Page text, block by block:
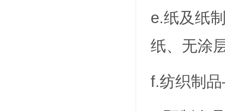
e.纸及纸
纸、无涂
f.纺织制